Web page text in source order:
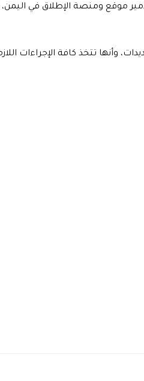
موقع ومنصة الإطلاق في
وأنها تتخذ كافة الإجراءات